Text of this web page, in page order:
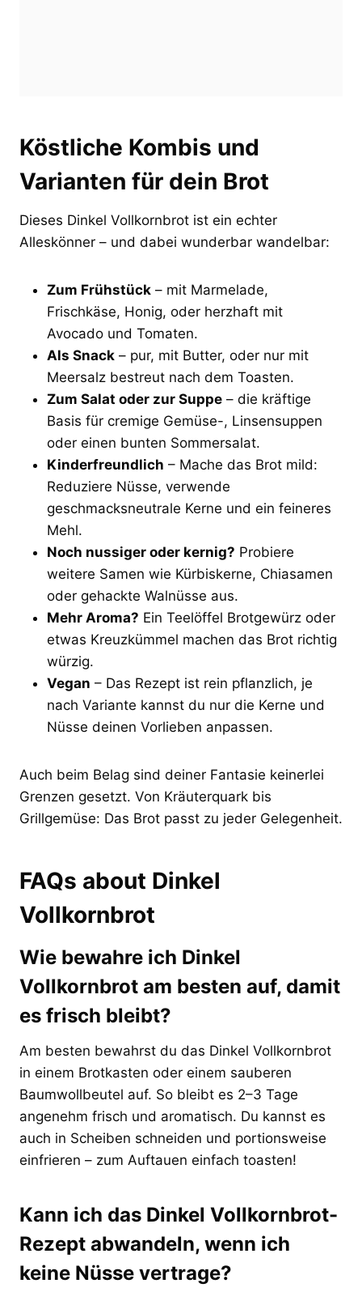
Köstliche Kombis und
Varianten für dein Brot
Dieses Dinkel Vollkornbrot ist ein echter
Alleskönner – und dabei wunderbar wandelbar:
Zum Frühstück – mit Marmelade,
Frischkäse, Honig, oder herzhaft mit
Avocado und Tomaten.
Als Snack – pur, mit Butter, oder nur mit
Meersalz bestreut nach dem Toasten.
Zum Salat oder zur Suppe – die kräftige
Basis für cremige Gemüse-, Linsensuppen
oder einen bunten Sommersalat.
Kinderfreundlich – Mache das Brot mild:
Reduziere Nüsse, verwende
geschmacksneutrale Kerne und ein feineres
Mehl.
Noch nussiger oder kernig? Probiere
weitere Samen wie Kürbiskerne, Chiasamen
oder gehackte Walnüsse aus.
Mehr Aroma? Ein Teelöffel Brotgewürz oder
etwas Kreuzkümmel machen das Brot richtig
würzig.
Vegan – Das Rezept ist rein pflanzlich, je
nach Variante kannst du nur die Kerne und
Nüsse deinen Vorlieben anpassen.
Auch beim Belag sind deiner Fantasie keinerlei
Grenzen gesetzt. Von Kräuterquark bis
Grillgemüse: Das Brot passt zu jeder Gelegenheit.
FAQs about Dinkel
Vollkornbrot
Wie bewahre ich Dinkel
Vollkornbrot am besten auf, damit
es frisch bleibt?
Am besten bewahrst du das Dinkel Vollkornbrot
in einem Brotkasten oder einem sauberen
Baumwollbeutel auf. So bleibt es 2–3 Tage
angenehm frisch und aromatisch. Du kannst es
auch in Scheiben schneiden und portionsweise
einfrieren – zum Auftauen einfach toasten!
Kann ich das Dinkel Vollkornbrot-
Rezept abwandeln, wenn ich
keine Nüsse vertrage?